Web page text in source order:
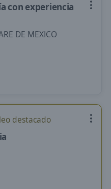
con experiencia
DE MEXICO
destacado